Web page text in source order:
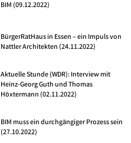
BIM (09.12.2022)
BürgerRatHaus in Essen – ein Impuls von
Nattler Architekten (24.11.2022)
Aktuelle Stunde (WDR): Interview mit
Heinz-Georg Guth und Thomas
Höxtermann (02.11.2022)
BIM muss ein durchgängiger Prozess sein
(27.10.2022)